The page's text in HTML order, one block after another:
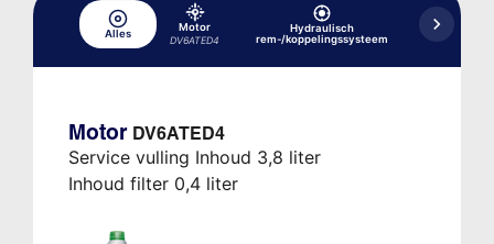
Alles
Motor
DV6ATED4
Hydraulisch
rem-/koppelingssysteem
MCP-
Motor DV6ATED4
Service vulling Inhoud 3,8 liter
Inhoud filter 0,4 liter